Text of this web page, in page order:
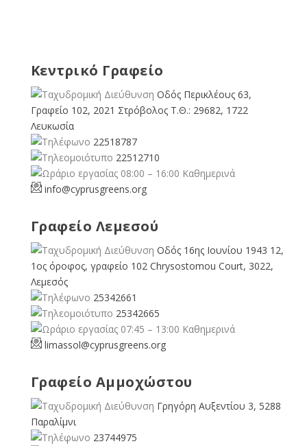
Κεντρικό Γραφείο
Οδός Περικλέους 63,
Γραφείο 102, 2021 Στρόβολος Τ.Θ.: 29682, 1722
Λευκωσία
22518787
22512710
08:00 – 16:00 Καθημερινά
info@cyprusgreens.org
Γραφείο Λεμεσού
Οδός 16ης Ιουνίου 1943 12,
1ος όροφος, γραφείο 102 Chrysostomou Court, 3022,
Λεμεσός
25342661
25342665
07:45 – 13:00 Καθημερινά
limassol@cyprusgreens.org
Γραφείο Αμμοχώστου
Γρηγόρη Αυξεντίου 3, 5288
Παραλίμνι
23744975